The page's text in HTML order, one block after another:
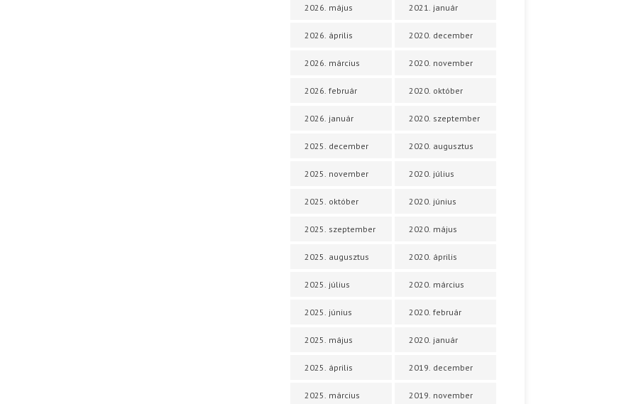
2026. május
2026. április
2026. március
2026. február
2026. január
2025. december
2025. november
2025. október
2025. szeptember
2025. augusztus
2025. július
2025. június
2025. május
2025. április
2025. március
2021. január
2020. december
2020. november
2020. október
2020. szeptember
2020. augusztus
2020. július
2020. június
2020. május
2020. április
2020. március
2020. február
2020. január
2019. december
2019. november